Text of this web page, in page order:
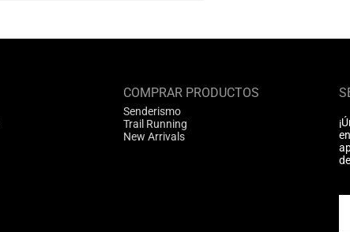
COMPRAR PRODUCTOS
Senderismo
Trail Running
New Arrivals